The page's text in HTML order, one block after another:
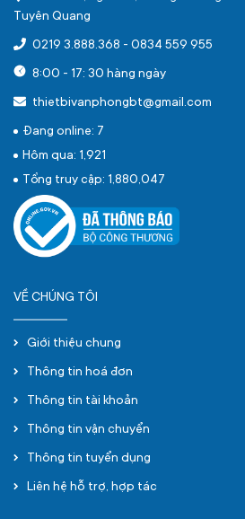
Tuyên Quang
0219 3.888.368 - 0834 559 955
8:00 - 17: 30 hàng ngày
thietbivanphongbt@gmail.com
Đang online: 7
Hôm qua: 1,921
Tổng truy cập: 1,880,047
VỀ CHÚNG TÔI
Giới thiệu chung
Thông tin hoá đơn
Thông tin tài khoản
Thông tin vận chuyển
Thông tin tuyển dụng
Liên hệ hỗ trợ, hợp tác